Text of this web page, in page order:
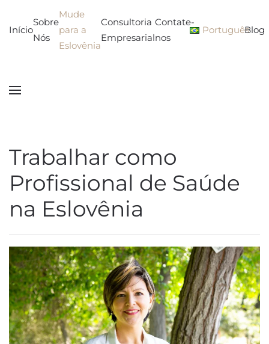
Skip to main content
Início
Sobre
Nós
Mude
para a
Eslovênia
Consultoria
Empresarial
Contate-
nos
PortuguêsBlog
Trabalhar como
Profissional de Saúde
na Eslovênia